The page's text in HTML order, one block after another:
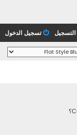
تسجيل الدخول التسجيل